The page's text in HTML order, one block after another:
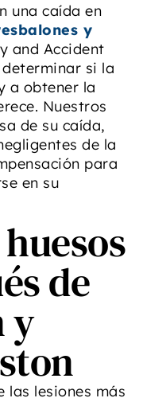
una caída en
y
and Accident
si la
a obtener la
Nuestros
de su caída,
de la
para
en su
de
y
las lesiones más